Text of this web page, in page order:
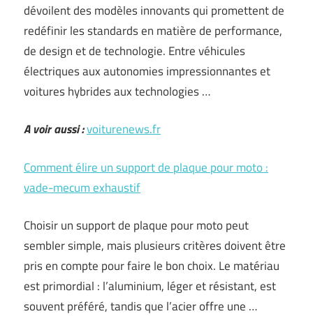
dévoilent des modèles innovants qui promettent de
redéfinir les standards en matière de performance,
de design et de technologie. Entre véhicules
électriques aux autonomies impressionnantes et
voitures hybrides aux technologies …
A voir aussi :voiturenews.fr
Comment élire un support de plaque pour moto :
vade-mecum exhaustif
Choisir un support de plaque pour moto peut
sembler simple, mais plusieurs critères doivent être
pris en compte pour faire le bon choix. Le matériau
est primordial : l’aluminium, léger et résistant, est
souvent préféré, tandis que l’acier offre une …